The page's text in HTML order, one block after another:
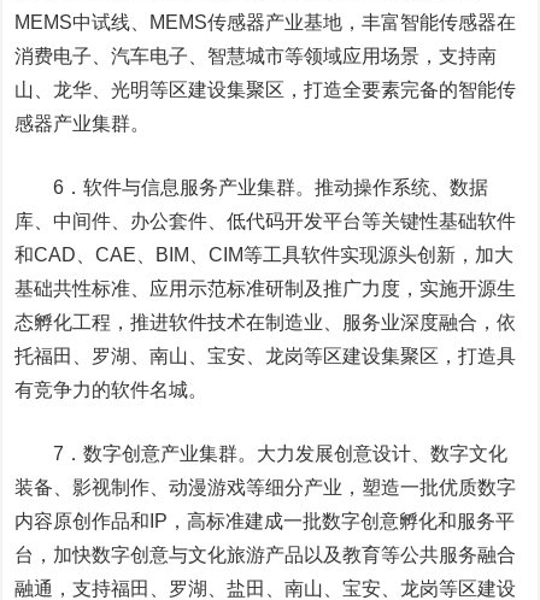
MEMS中试线、MEMS传感器产业基地，丰富智能传感器在
消费电子、汽车电子、智慧城市等领域应用场景，支持南
山、龙华、光明等区建设集聚区，打造全要素完备的智能传
感器产业集群。
6．软件与信息服务产业集群。推动操作系统、数据
库、中间件、办公套件、低代码开发平台等关键性基础软件
和CAD、CAE、BIM、CIM等工具软件实现源头创新，加大
基础共性标准、应用示范标准研制及推广力度，实施开源生
态孵化工程，推进软件技术在制造业、服务业深度融合，依
托福田、罗湖、南山、宝安、龙岗等区建设集聚区，打造具
有竞争力的软件名城。
7．数字创意产业集群。大力发展创意设计、数字文化
装备、影视制作、动漫游戏等细分产业，塑造一批优质数字
内容原创作品和IP，高标准建成一批数字创意孵化和服务平
台，加快数字创意与文化旅游产品以及教育等公共服务融合
融通，支持福田、罗湖、盐田、南山、宝安、龙岗等区建设